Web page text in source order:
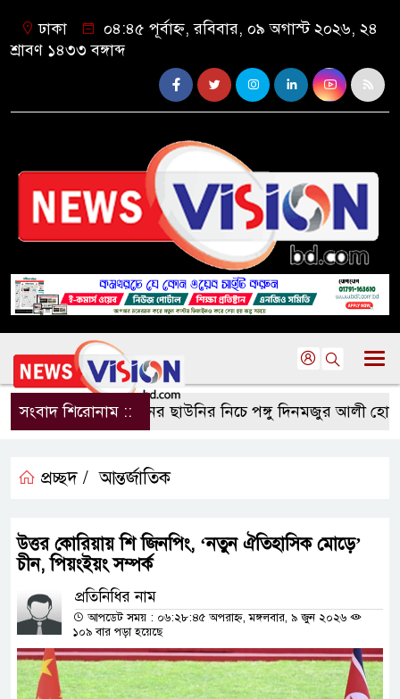
ঢাকা
০৪:৪৫ পূর্বাহ্ন, রবিবার, ০৯ অগাস্ট ২০২৬, ২৪
শ্রাবণ ১৪৩৩ বঙ্গাব্দ
সংবাদ শিরোনাম ::
পলিথিনের ছাউনির নিচে পঙ্গু দিনমজুর আলী
প্রচ্ছদ / আন্তর্জাতিক
উত্তর কোরিয়ায় শি জিনপিং, ‘নতুন ঐতিহাসিক মোড়ে’
চীন, পিয়ংইয়ং সম্পর্ক
প্রতিনিধির নাম
আপডেট সময় : ০৬:২৮:৪৫ অপরাহ্ন, মঙ্গলবার, ৯ জুন ২০২৬
১০৯ বার পড়া হয়েছে